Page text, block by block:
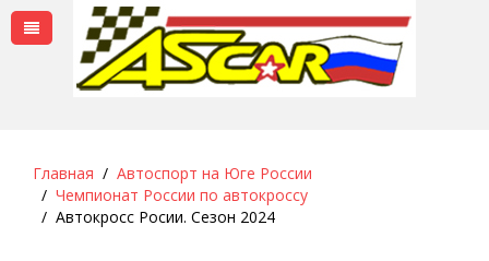
Главная
Автоспорт на Юге России
Чемпионат России по автокроссу
Автокросс Росии. Сезон 2024